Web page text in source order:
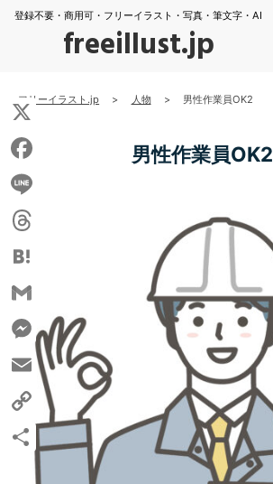
登録不要・商用可・フリーイラスト・写真・筆文字・AI
freeillust.jp
フリーイラスト.jp > 人物 > 男性作業員OK2
男性作業員OK2
X
Facebook
Line
Threads
Hatena
Gmail
Messenger
Email
Copy
Link
共